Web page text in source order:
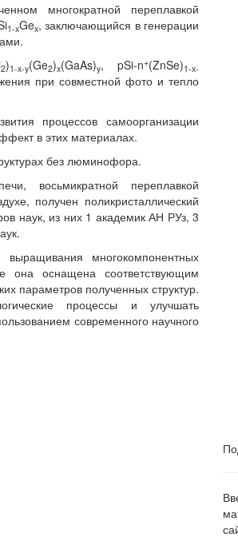
многократной переплавкой
1-xGex, заключающийся в генерации
2)1-x-y(Ge2)x(GaAs)y, pSi-n+(ZnSe)1-x-
при совместной фото и тепло
процессов самоорганизации
в этих материалах.
без люминофора.
восьмикратной переплавкой
получен поликристаллический
наук, из них 1 академик АН РУз, 3
многокомпонентных
она оснащена соответствующим
параметров полученных структур.
процессы и улучшать
современного научного